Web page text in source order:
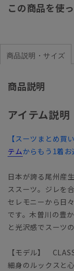
この商品を使
商品説明・サイズ
商品説明
アイテム説明
【スーツまとめ買
テムからもう1着
日本が誇る尾州産
ススーツ。ジレを
セレモニーから日
です。木曽川の豊
と光沢感でスーツ
【モデル】
細身のルックスと